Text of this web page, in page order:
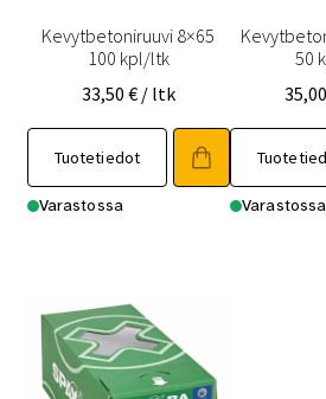
Kevytbetoniruuvi 8×65
100 kpl/ltk
33,50 € / ltk
Tuotetiedot
Varastossa
50
Varastossa